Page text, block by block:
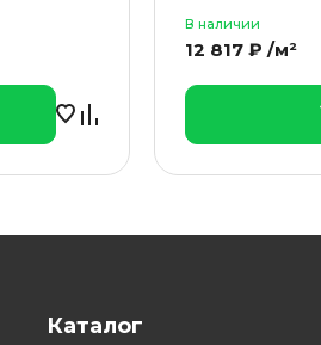
В наличии
12 817 ₽ /м²
Каталог